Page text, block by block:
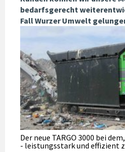
bedarfsgerecht
Fall Wurzer Umwelt
Der neue TARGO 3000 bei
- leistungsstark und effizient